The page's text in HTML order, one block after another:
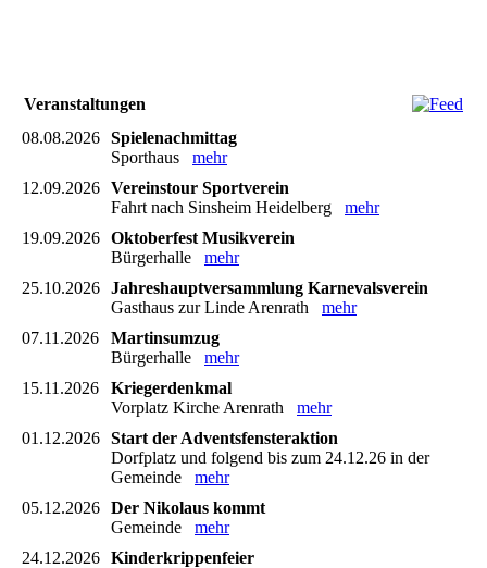
Veranstaltungen
08.08.2026 Spielenachmittag
Sporthaus mehr
12.09.2026 Vereinstour Sportverein
Fahrt nach Sinsheim Heidelberg mehr
19.09.2026 Oktoberfest Musikverein
Bürgerhalle mehr
25.10.2026 Jahreshauptversammlung Karnevalsverein
Gasthaus zur Linde Arenrath mehr
07.11.2026
Martinsumzug
Bürgerhalle mehr
15.11.2026
Kriegerdenkmal
Vorplatz Kirche Arenrath mehr
01.12.2026 Start der Adventsfensteraktion
Dorfplatz und folgend bis zum 24.12.26 in der
Gemeinde mehr
05.12.2026 Der Nikolaus kommt
Gemeinde mehr
24.12.2026 Kinderkrippenfeier